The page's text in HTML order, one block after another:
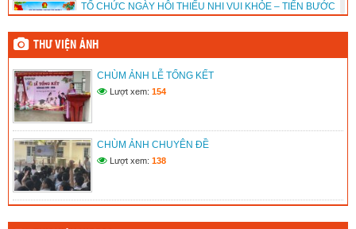
TỔ CHỨC NGÀY HỘI THIẾU NHI VUI KHỎE – TIẾN BƯỚC
LÊN ĐOÀN NĂM HỌC 2025 – 2026
KỸ NĂNG CỨU NGƯỜI TẠI TRƯỜNG TH&THCS TÂN
THUẬN 2 NĂM HỌC 2025 – 2026
(14/06/2026)
HIỆU QUẢ HOẠT ĐỘNG CỦA CÂU LẠC BỘ TƯ VẤN, TRỢ
GIÚP TRẺ EM NĂM HỌC 2025 – 2026
(14/06/2026)
THƯ VIỆN ẢNH
CHÙM ẢNH LỄ TỔNG KẾT
Lượt xem: 154
CHÙM ẢNH CHUYÊN ĐỀ
Lượt xem: 138